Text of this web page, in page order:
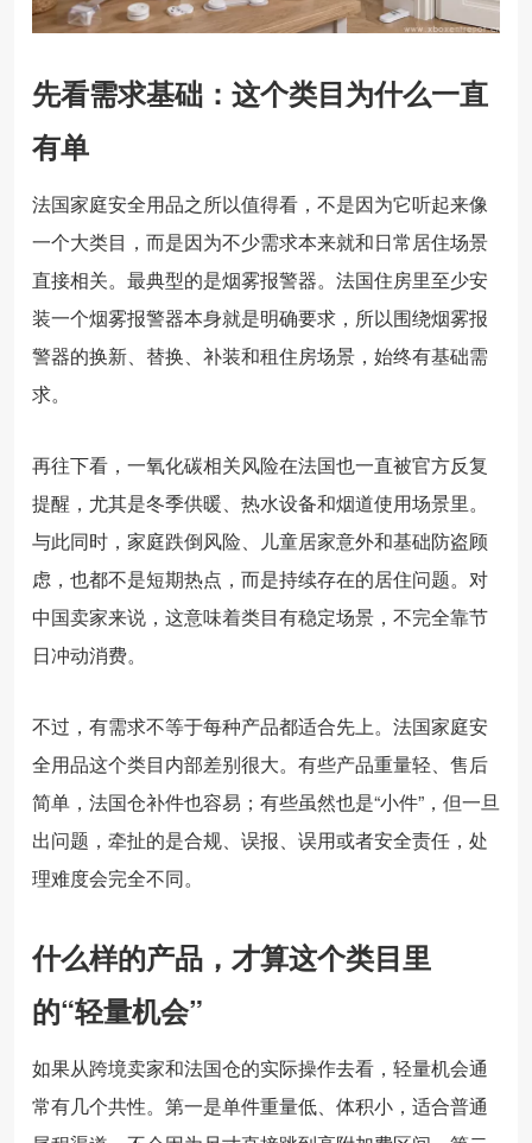
先看需求基础：这个类目为什么一直
有单
法国家庭安全用品之所以值得看，不是因为它听起来像
一个大类目，而是因为不少需求本来就和日常居住场景
直接相关。最典型的是烟雾报警器。法国住房里至少安
装一个烟雾报警器本身就是明确要求，所以围绕烟雾报
警器的换新、替换、补装和租住房场景，始终有基础需
求。
再往下看，一氧化碳相关风险在法国也一直被官方反复
提醒，尤其是冬季供暖、热水设备和烟道使用场景里。
与此同时，家庭跌倒风险、儿童居家意外和基础防盗顾
虑，也都不是短期热点，而是持续存在的居住问题。对
中国卖家来说，这意味着类目有稳定场景，不完全靠节
日冲动消费。
不过，有需求不等于每种产品都适合先上。法国家庭安
全用品这个类目内部差别很大。有些产品重量轻、售后
简单，法国仓补件也容易；有些虽然也是“小件”，但一旦
出问题，牵扯的是合规、误报、误用或者安全责任，处
理难度会完全不同。
什么样的产品，才算这个类目里
的“轻量机会”
如果从跨境卖家和法国仓的实际操作去看，轻量机会通
常有几个共性。第一是单件重量低、体积小，适合普通